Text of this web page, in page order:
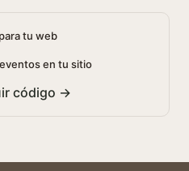
tu web
en tu sitio
código →